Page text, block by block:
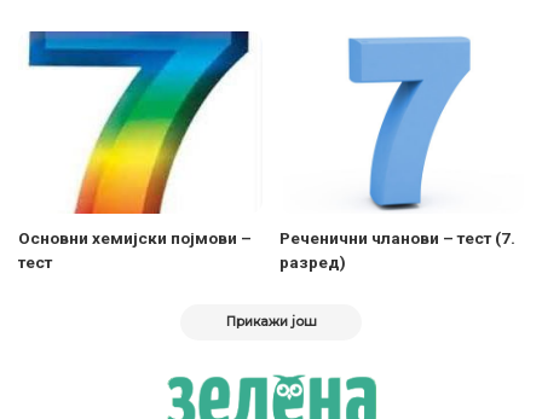
Основни хемијски појмови –
тест
Реченични чланови – тест (7.
разред)
Прикажи још